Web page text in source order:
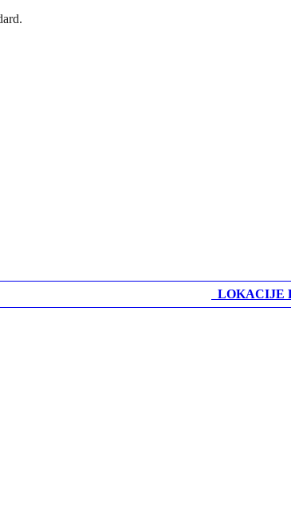
LOKACIJE